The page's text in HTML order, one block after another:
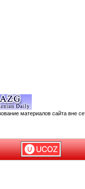
материалов сайта вне